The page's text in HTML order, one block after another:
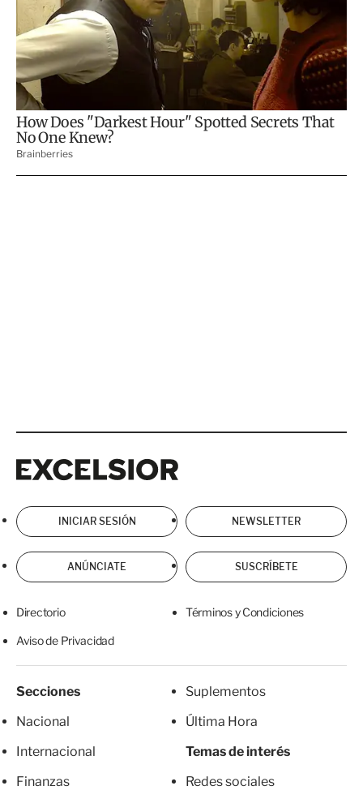
INICIAR SESIÓN NEWSLETTER
ANÚNCIATE SUSCRÍBETE
Directorio Términos y Condiciones
Aviso de Privacidad
Secciones
Nacional
Internacional
Finanzas
Suplementos
Última Hora
Temas de interés
Redes sociales